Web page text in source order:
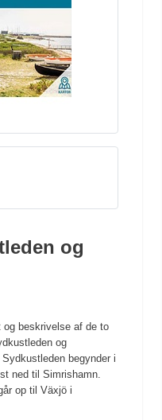
og
beskrivelse af de to
og
begynder i
ned til Simrishamn.
op til Växjö i